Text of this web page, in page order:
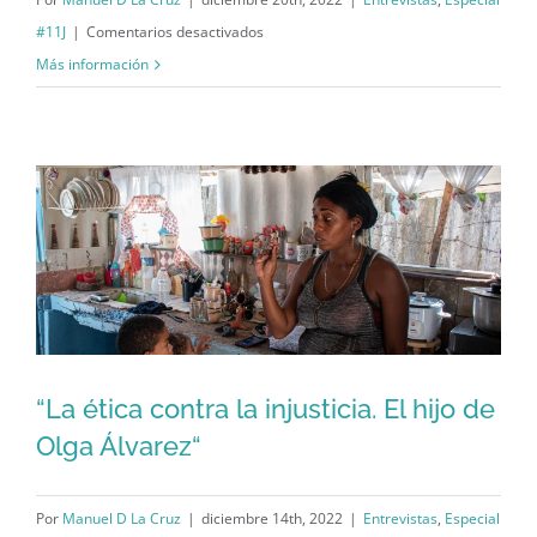
#11J | Comentarios desactivados
piedras.
La
deseperación
de
los
López
Basulto“
Más información
“La ética contra la injusticia. El hijo de
Olga Álvarez“
“La ética contra la injusticia. El hijo de
Olga Álvarez“
Por Manuel D La Cruz | diciembre 14th, 2022 | Entrevistas, Especial